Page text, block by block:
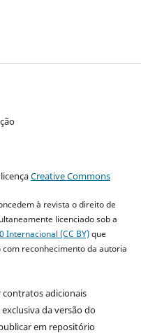
Creative Commons
à revista o direito de
licenciado sob a
Internacional (CC BY)que
reconhecimento da autoria
adicionais
da versão do
em repositório